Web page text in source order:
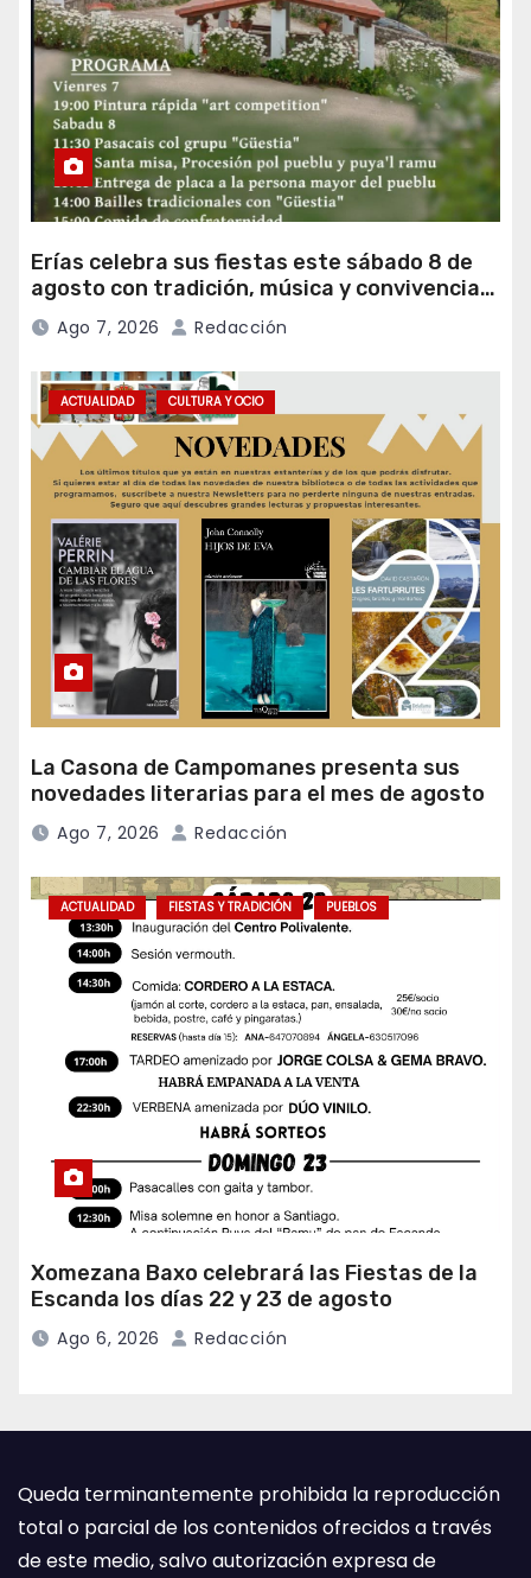
Erías celebra sus fiestas este sábado 8 de
agosto con tradición, música y convivencia
vecinal
Ago 7, 2026 Redacción
ACTUALIDAD CULTURA Y OCIO
La Casona de Campomanes presenta sus
novedades literarias para el mes de agosto
Ago 7, 2026 Redacción
ACTUALIDAD FIESTAS Y TRADICIÓN PUEBLOS
Xomezana Baxo celebrará las Fiestas de la
Escanda los días 22 y 23 de agosto
Ago 6, 2026 Redacción
Queda terminantemente prohibida la reproducción
total o parcial de los contenidos ofrecidos a través
de este medio, salvo autorización expresa de